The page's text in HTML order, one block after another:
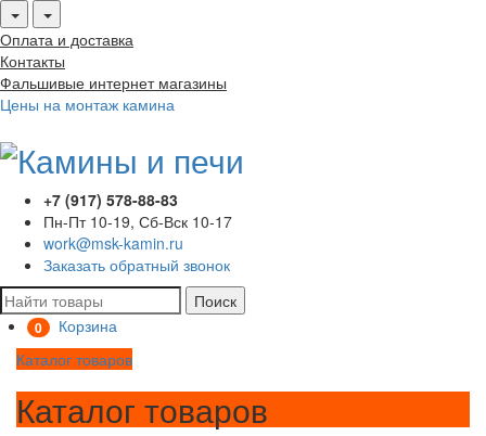
Оплата и доставка
Контакты
Фальшивые интернет магазины
Цены на монтаж камина
+7 (917) 578-88-83
Пн-Пт 10-19, Сб-Вск 10-17
work@msk-kamin.ru
Заказать обратный звонок
Поиск
0
Корзина
Каталог товаров
Каталог товаров